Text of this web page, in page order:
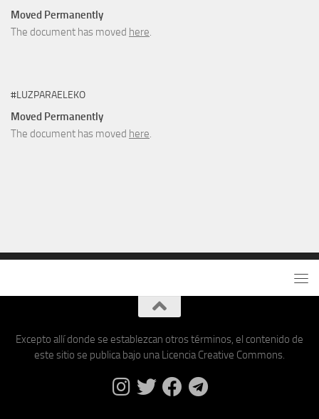
Moved Permanently
The document has moved here
#LUZPARAELEKO
Moved Permanently
The document has moved here
Excepto allí donde se establezcan otros términos, el contenido de
este sitio se publica bajo una Licencia Creative Commons.